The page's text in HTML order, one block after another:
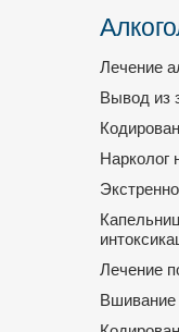
Лечение
Вывод из
Нарколог
Лечение